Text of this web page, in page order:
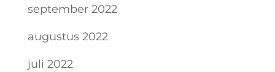
september 2022
augustus 2022
juli 2022